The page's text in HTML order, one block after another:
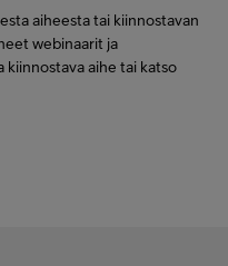
aiheesta tai kiinnostavan
webinaarit ja
kiinnostava aihe tai katso